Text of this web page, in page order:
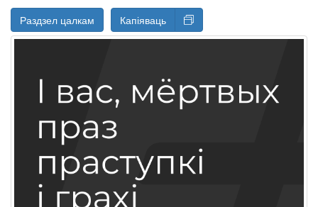
Раздзел цалкам Капіяваць